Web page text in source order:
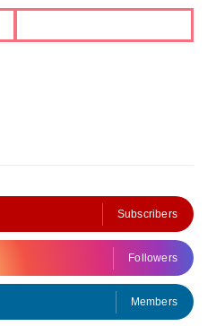
Subscribers
Followers
Members